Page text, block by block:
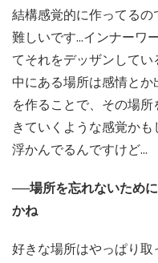
結構感覚的に作ってるの
難しいです...インナーワ
てそれをデッザンして
中にある場所は感情と
を作ることで、その場
きていくような感覚か
浮かんでるんですけど...
──場所を忘れないため
かね
好きな場所はやっぱり